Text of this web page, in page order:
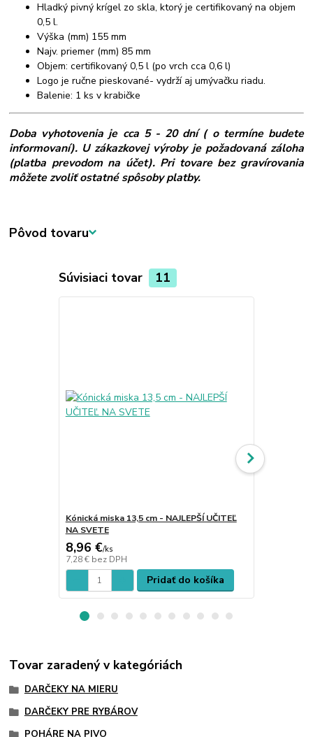
Hladký pivný krígel zo skla, ktorý je certifikovaný na objem
0,5 l.
Výška (mm) 155mm
Najv. priemer (mm) 85mm
Objem: certifikovaný 0,5 l (po vrch cca 0,6 l)
Logo je ručne pieskované- vydrží aj umývačku riadu.
Balenie: 1 ks v krabičke
Doba vyhotovenia je cca 5 - 20 dní ( o termíne budete
informovaní). U zákazkovej výroby je požadovaná záloha
(platba prevodom na účet). Pri tovare bez gravírovania
môžete zvoliť ostatné spôsoby platby.
Pôvod tovaru
Súvisiaci tovar 11
Kónická miska 13,5 cm - NAJLEPŠÍ UČITEĽ
NA SVETE
8,96 €/ks
7,28 € bez DPH
Pridať do košíka
Tovar zaradený v kategóriách
DARČEKY NA MIERU
DARČEKY PRE RYBÁROV
POHÁRE NA PIVO